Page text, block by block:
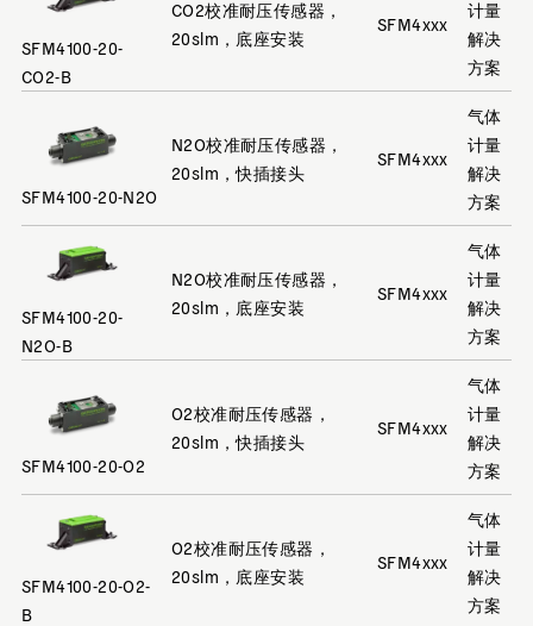
SFM4100-20-
CO2-B
CO2校准耐压传感器，
20slm，底座安装
SFM4xxx
计量
解决
方案
SFM4100-20-N2O
N2O校准耐压传感器，
20slm，快插接头
SFM4xxx
气体
计量
解决
方案
SFM4100-20-
N2O-B
N2O校准耐压传感器，
20slm，底座安装
SFM4xxx
气体
计量
解决
方案
SFM4100-20-O2
O2校准耐压传感器，
20slm，快插接头
SFM4xxx
气体
计量
解决
方案
SFM4100-20-O2-
B
O2校准耐压传感器，
20slm，底座安装
SFM4xxx
气体
计量
解决
方案